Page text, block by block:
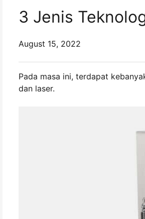
3 Jenis
August 15, 2022
Pada masa ini, terdapat
dan laser.